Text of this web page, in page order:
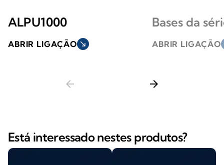
ALPU1000
ABRIR LIGAÇÃO south_east
Bases da
ABRIR LIGAÇÃO
arrow_back arrow_forward
Está interessado nestes produtos?